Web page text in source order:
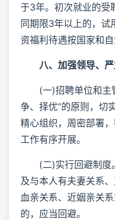
于3年。初次就业的受
同期限3年以上的，试
资福利待遇按国家和自
八、加强领导、
(一)招聘单位和主
争、择优”的原则，切
精心组织，周密部署
工作有序开展。
(二)实行回避制度
及与本人有夫妻关系
血亲关系、近姻亲关
的，应当回避。